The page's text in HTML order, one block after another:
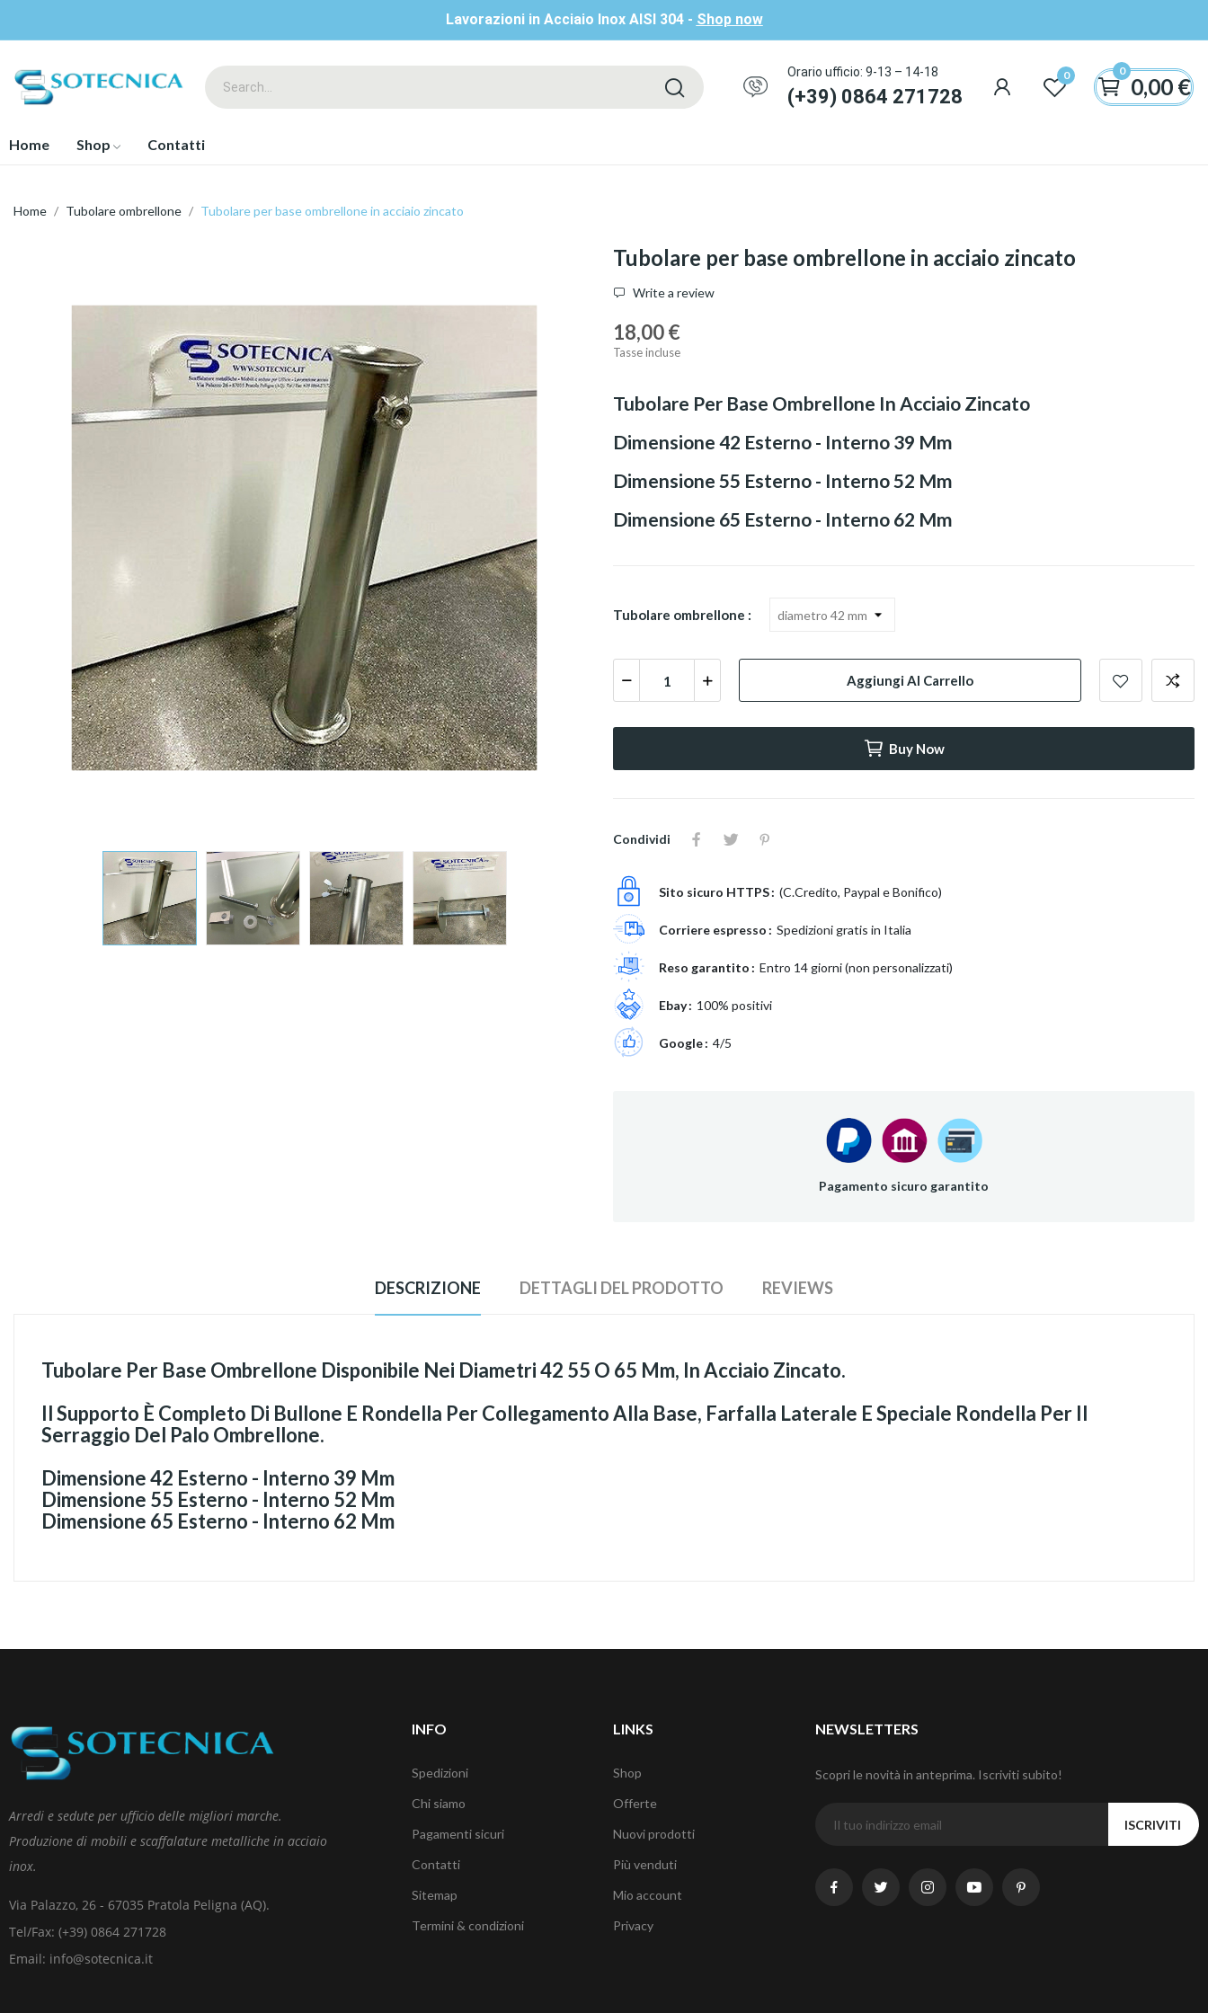
Lavorazioni in Acciaio Inox AISI 304 - Shop now
Orario ufficio: 9-13 – 14-18
(+39) 0864 271728
0 0,00 €
0
Home Shop Contatti
Home Tubolare ombrellone Tubolare per base ombrellone in acciaio zincato
Tubolare per base ombrellone in acciaio zincato
Write a review
18,00 €
Tasse incluse
Tubolare Per Base Ombrellone In Acciaio Zincato
Dimensione 42 Esterno - Interno 39 Mm
Dimensione 55 Esterno - Interno 52 Mm
Dimensione 65 Esterno - Interno 62 Mm
Tubolare ombrellone :
Aggiungi Al Carrello
Buy Now
Condividi
Sito sicuro HTTPS (C.Credito, Paypal e Bonifico)
Corriere espresso Spedizioni gratis in Italia
Reso garantito Entro 14 giorni (non personalizzati)
Ebay 100% positivi
Google 4/5
Pagamento sicuro garantito
DESCRIZIONE DETTAGLI DEL PRODOTTO REVIEWS
Tubolare Per Base Ombrellone Disponibile Nei Diametri 42 55 O 65 Mm, In Acciaio Zincato.
Il Supporto È Completo Di Bullone E Rondella Per Collegamento Alla Base, Farfalla Laterale E Speciale Rondella Per Il
Serraggio Del Palo Ombrellone.
Dimensione 42 Esterno - Interno 39 Mm
Dimensione 55 Esterno - Interno 52 Mm
Dimensione 65 Esterno - Interno 62 Mm
Arredi e sedute per ufficio delle migliori marche.
Produzione di mobili e scaffalature metalliche in acciaio
inox.
Via Palazzo, 26 - 67035 Pratola Peligna (AQ).
Tel/Fax: (+39) 0864 271728
Email: info@sotecnica.it
INFO
Spedizioni
Chi siamo
Pagamenti sicuri
Contatti
Sitemap
Termini & condizioni
LINKS
Shop
Offerte
Nuovi prodotti
Più venduti
Mio account
Privacy
NEWSLETTERS
Scopri le novità in anteprima. Iscriviti subito!
ISCRIVITI